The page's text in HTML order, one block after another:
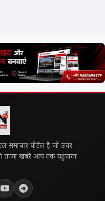
पोर्टल है जो उत्तर
ताज़ा खबरें आप तक पहुंचाता